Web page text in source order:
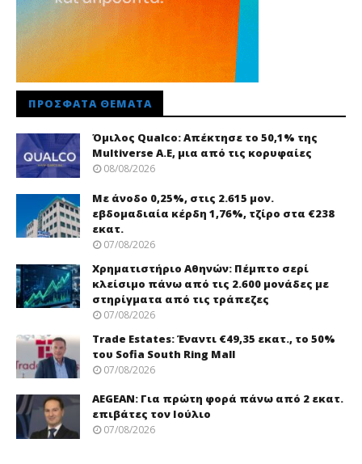
ΠΡΌΣΦΑΤΑ ΘΈΜΑΤΑ
Όμιλος Qualco: Απέκτησε το 50,1% της
Multiverse A.E, μια από τις κορυφαίες
08/08/2026
Με άνοδο 0,25%, στις 2.615 μον.
εβδομαδιαία κέρδη 1,76%, τζίρο στα €238
εκατ.
07/08/2026
Χρηματιστήριο Αθηνών: Πέμπτο σερί
κλείσιμο πάνω από τις 2.600 μονάδες με
στηρίγματα από τις τράπεζες
07/08/2026
Trade Εstates: Έναντι €49,35 εκατ., το 50%
του Sofia South Ring Mall
07/08/2026
AEGEAN: Για πρώτη φορά πάνω από 2 εκατ.
επιβάτες τον Ιούλιο
07/08/2026